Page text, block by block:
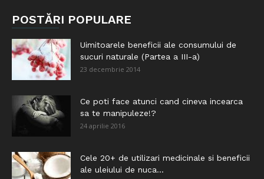
POSTĂRI POPULARE
Uimitoarele beneficii ale consumului de
sucuri naturale (Partea a III-a)
23 decembrie 2014
Ce poti face atunci cand cineva incearca
sa te manipuleze!?
24 aprilie 2016
Cele 20+ de utilizari medicinale si beneficii
ale uleiului de nuca...